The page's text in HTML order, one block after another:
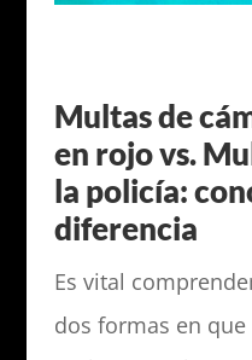
Multas de
en rojo vs.
la policía:
diferencia
Es vital
dos formas en